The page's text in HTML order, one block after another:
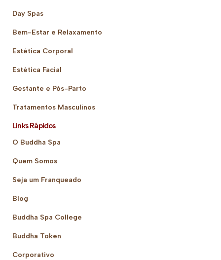
Day Spas
Bem-Estar e Relaxamento
Estética Corporal
Estética Facial
Gestante e Pós-Parto
Tratamentos Masculinos
Links Rápidos
O Buddha Spa
Quem Somos
Seja um Franqueado
Blog
Buddha Spa College
Buddha Token
Corporativo